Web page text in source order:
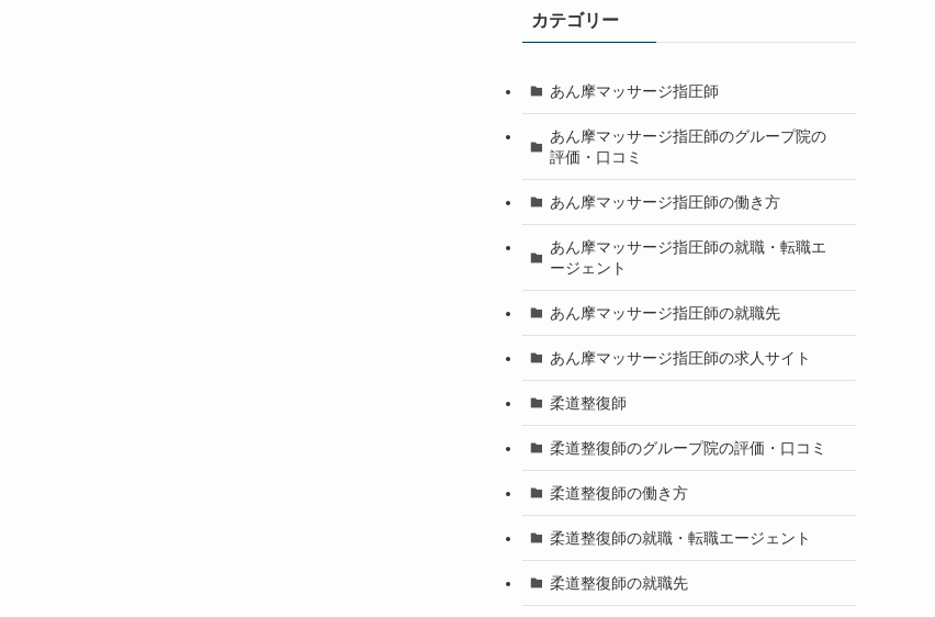
カテゴリー
あん摩マッサージ指圧師
あん摩マッサージ指圧師のグループ院の
評価・口コミ
あん摩マッサージ指圧師の働き方
あん摩マッサージ指圧師の就職・転職エ
ージェント
あん摩マッサージ指圧師の就職先
あん摩マッサージ指圧師の求人サイト
柔道整復師
柔道整復師のグループ院の評価・口コミ
柔道整復師の働き方
柔道整復師の就職・転職エージェント
柔道整復師の就職先